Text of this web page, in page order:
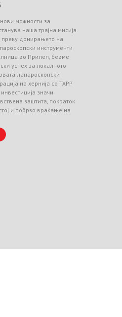
можности за
наша трајна мисија.
преку донирањето на
инструменти
во Прилеп, бевме
успех за локалното
лапароскопски
на хернија со TAPP
значи
заштита, пократок
и побрзо враќање на